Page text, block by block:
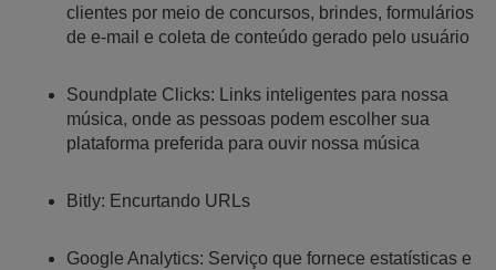
clientes por meio de concursos, brindes, formulários
de e-mail e coleta de conteúdo gerado pelo usuário
Soundplate Clicks: Links inteligentes para nossa
música, onde as pessoas podem escolher sua
plataforma preferida para ouvir nossa música
Bitly: Encurtando URLs
Google Analytics: Serviço que fornece estatísticas e